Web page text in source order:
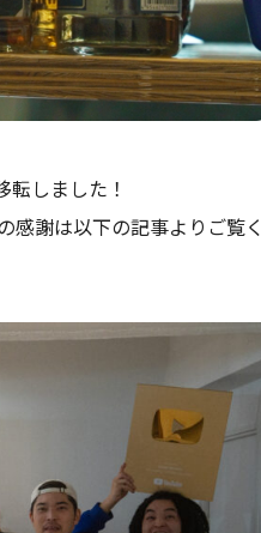
しました！
感謝は以下の記事よりご覧く